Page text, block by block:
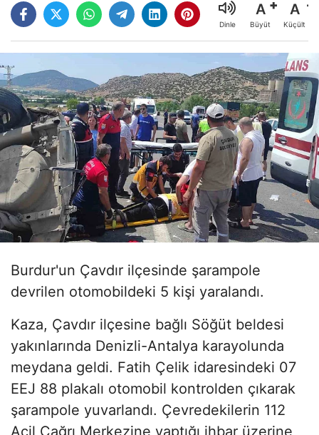
Dinle
A
Büyüt
A
Küçült
Burdur'un Çavdır ilçesinde şarampole
devrilen otomobildeki 5 kişi yaralandı.
Kaza, Çavdır ilçesine bağlı Söğüt beldesi
yakınlarında Denizli-Antalya karayolunda
meydana geldi. Fatih Çelik idaresindeki 07
EEJ 88 plakalı otomobil kontrolden çıkarak
şarampole yuvarlandı. Çevredekilerin 112
Acil Çağrı Merkezine yaptığı ihbar üzerine